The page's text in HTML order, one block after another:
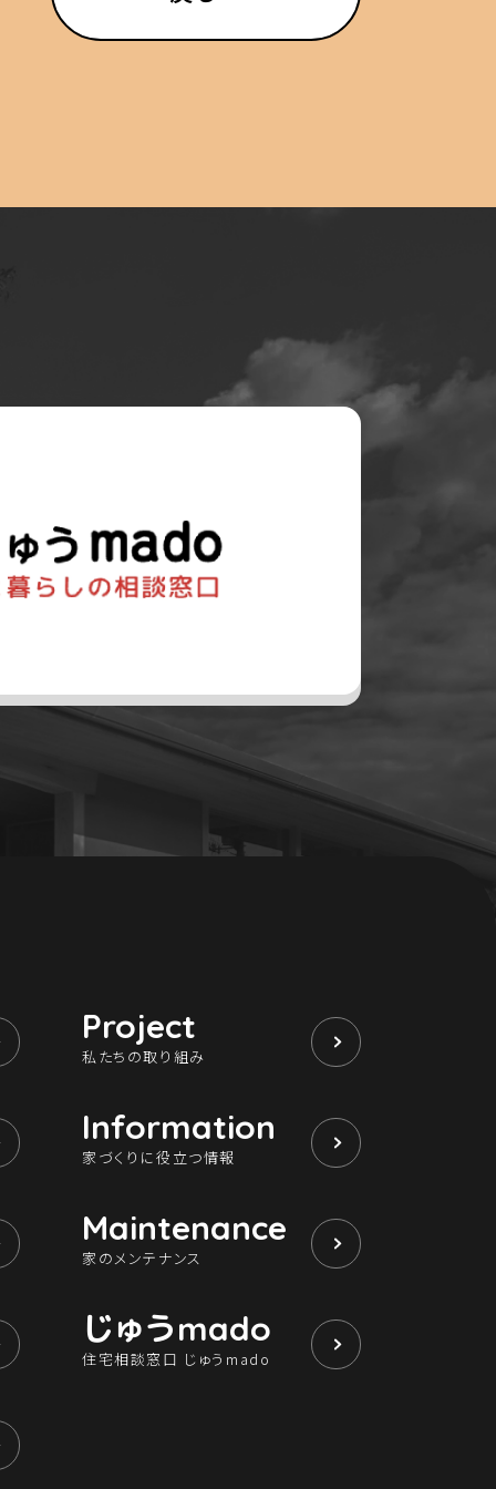
Project
私たちの取り組み
Information
家づくりに役立つ情報
Maintenance
家のメンテナンス
じゅうmado
住宅相談窓口 じゅうmado